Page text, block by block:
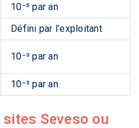
10⁻⁵ par an
Défini par l’exploitant
10⁻³ par an
10⁻³ par an
sites Seveso ou